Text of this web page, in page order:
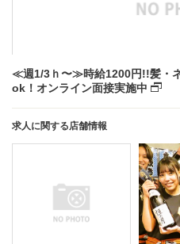
≪週1/3ｈ〜≫時給1200円!!髪・
ok！オンライン面接実施中
求人に関する店舗情報